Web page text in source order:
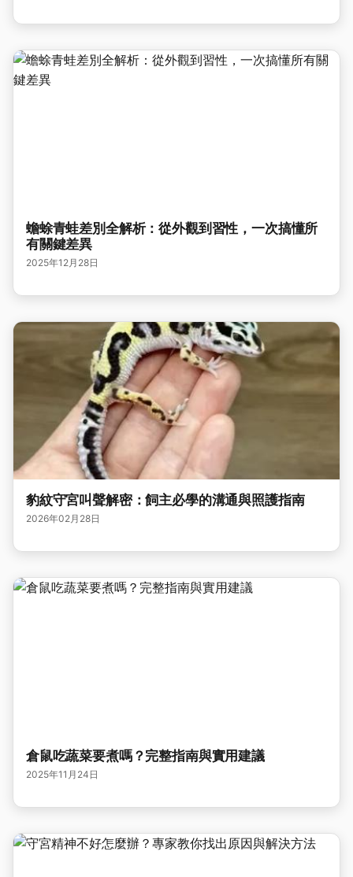
蟾蜍青蛙差別全解析：從外觀到習性，一次搞懂所
有關鍵差異
2025年12月28日
豹紋守宮叫聲解密：飼主必學的溝通與照護指南
2026年02月28日
倉鼠吃蔬菜要煮嗎？完整指南與實用建議
2025年11月24日